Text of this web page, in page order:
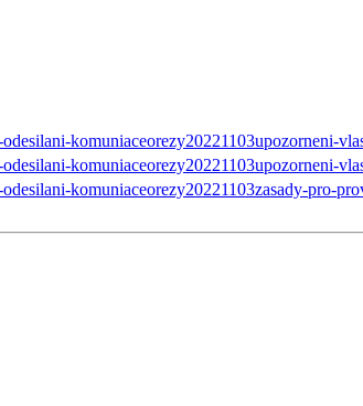
komuniaceorezy20221103upozorneni-
komuniaceorezy20221103upozorneni-
komuniaceorezy20221103zasady-pro-